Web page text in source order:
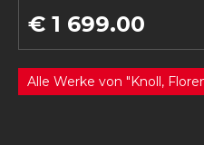
€ 1 699.00
Alle Werke von "Knoll,